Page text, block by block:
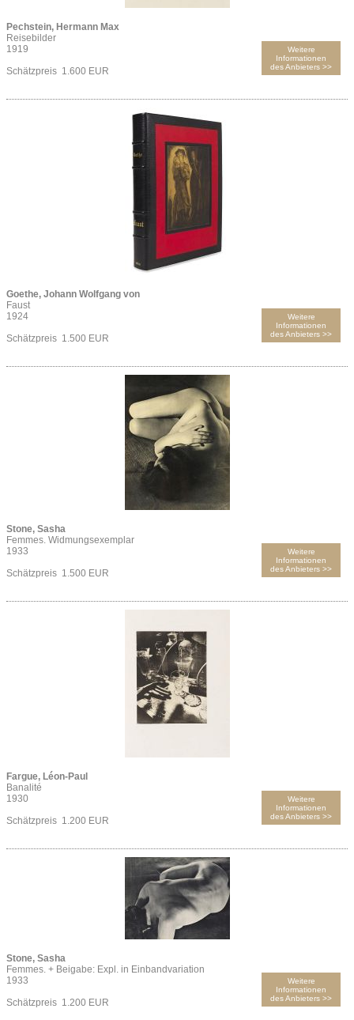
Pechstein, Hermann Max
Reisebilder
1919
Schätzpreis 1.600 EUR
Weitere
Informationen
des Anbieters >>
Goethe, Johann Wolfgang von
Faust
1924
Schätzpreis 1.500 EUR
Weitere
Informationen
des Anbieters >>
Stone, Sasha
Femmes. Widmungsexemplar
1933
Schätzpreis 1.500 EUR
Weitere
Informationen
des Anbieters >>
Fargue, Léon-Paul
Banalité
1930
Schätzpreis 1.200 EUR
Weitere
Informationen
des Anbieters >>
Stone, Sasha
Femmes. + Beigabe: Expl. in Einbandvariation
1933
Schätzpreis 1.200 EUR
Weitere
Informationen
des Anbieters >>